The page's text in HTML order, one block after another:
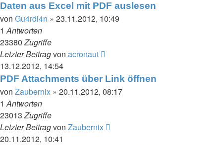
Daten aus Excel mit PDF auslesen
von Gu4rdi4n » 23.11.2012, 10:49
1Antworten
23380Zugriffe
Letzter Beitragvon acronaut
13.12.2012, 14:54
PDF Attachments über Link öffnen
von Zaubernix » 20.11.2012, 08:17
1Antworten
23013Zugriffe
Letzter Beitragvon Zaubernix
20.11.2012, 10:41